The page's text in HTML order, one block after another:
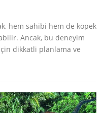
hem sahibi hem de köpek
Ancak, bu deneyim
dikkatli planlama ve